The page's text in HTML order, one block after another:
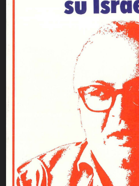
Giampiero Casagrande editore
Biblioteca letteraria Nord-Sud
Dibattiti & Documenti
EJO- European Journalism Observatory